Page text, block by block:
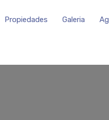
Propiedades Galeria